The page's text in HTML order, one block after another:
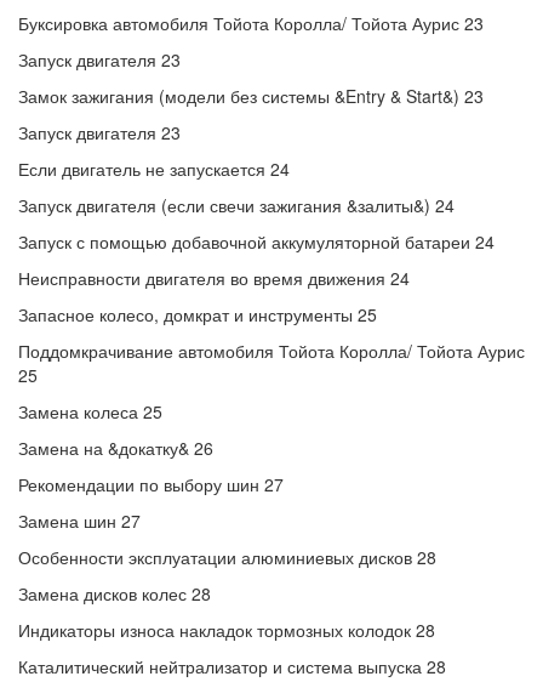
Буксировка автомобиля Тойота Королла/ Тойота Аурис 23
Запуск двигателя 23
Замок зажигания (модели без системы &Entry & Start&) 23
Запуск двигателя 23
Если двигатель не запускается 24
Запуск двигателя (если свечи зажигания &залиты&) 24
Запуск с помощью добавочной аккумуляторной батареи 24
Неисправности двигателя во время движения 24
Запасное колесо, домкрат и инструменты 25
Поддомкрачивание автомобиля Тойота Королла/ Тойота Аурис
25
Замена колеса 25
Замена на &докатку& 26
Рекомендации по выбору шин 27
Замена шин 27
Особенности эксплуатации алюминиевых дисков 28
Замена дисков колес 28
Индикаторы износа накладок тормозных колодок 28
Каталитический нейтрализатор и система выпуска 28